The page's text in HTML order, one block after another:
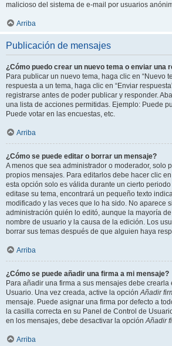
malicioso del sistema de e-mail por usuarios
Arriba
Publicación de mensajes
¿Cómo puedo crear un nuevo tema o enviar una
Para publicar un nuevo tema, haga clic en “Nuevo
respuesta a un tema, haga clic en “Enviar
registrarse antes de poder publicar y responder.
una lista de acciones permitidas. Ejemplo: Puede
Puede votar en las encuestas, etc.
Arriba
¿Cómo se puede editar o borrar un mensaje?
A menos que sea administrador o moderador, solo
propios mensajes. Para editarlos debe hacer clic
esta opción solo es válida durante un cierto
editase su tema, encontrará un pequeño texto
modificado y las veces que lo ha sido. No aparece
administración quién lo editó, aunque la mayoría
nombre de usuario y la causa de la edición. Los
borrar sus temas después de que alguien haya
Arriba
¿Cómo se puede añadir una firma a mi mensaje?
Para añadir una firma a sus mensajes debe
Usuario. Una vez creada, active la opciónAñadir
mensaje. Puede asignar una firma por defecto a
la casilla correcta en su Panel de Control de
en los mensajes, debe desactivar la opciónAñadir
Arriba